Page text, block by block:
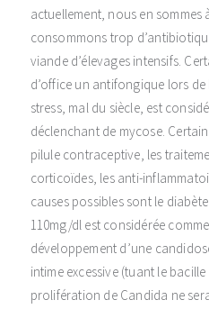
actuellement, nous en sommes
consommons trop
viande d’élevages intensifs.
d’office un antifongique lors
stress, mal du siècle, est
déclenchant de mycose.
pilule contraceptive, les
corticoïdes, les anti-
causes possibles sont le
110mg/dl est considérée
développement d’une
intime excessive (tuant le
prolifération de Candida ne